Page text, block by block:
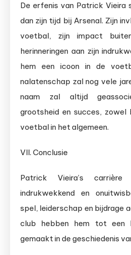
De erfenis van Patrick
dan zijn tijd bij Arsenal. Zijn
voetbal, zijn impact
herinneringen aan zijn
hem een icoon in de
nalatenschap zal nog vele
naam zal altijd
grootsheid en succes, zowel
voetbal in het algemeen.
VII. Conclusie
Patrick Vieira’s
indrukwekkend en
spel, leiderschap en bijdrage
club hebben hem tot een
gemaakt in de geschiedenis